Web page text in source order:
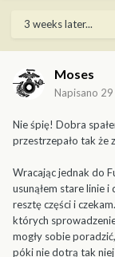
3 weeks later...
Moses
Napisano
Nie śpię! Dobra
przestrzepało tak że
Wracając jednak do
usunąłem stare linie
resztę części i
których
mogły sobie
póki nie dotrą tak